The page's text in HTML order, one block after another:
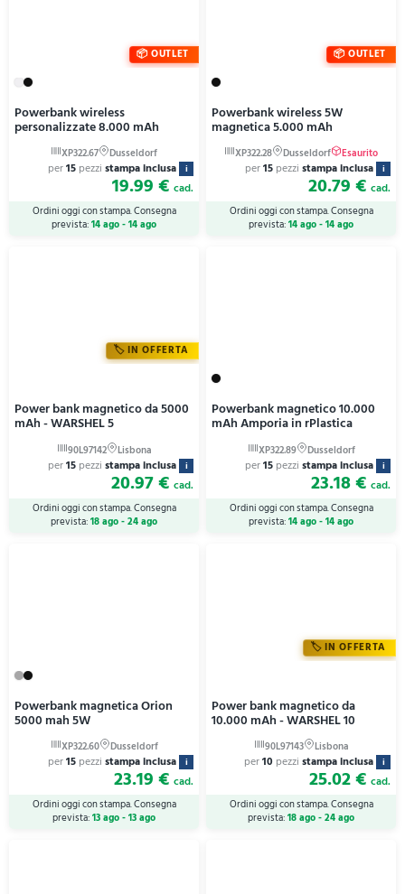
OUTLET
Powerbank wireless
personalizzate 8.000 mAh
per15 pezzi stampa inclusa i
19.99 € cad.
Ordini oggi con stampa. Consegna
prevista:14 ago - 14 ago
OUTLET
Powerbank wireless 5W
magnetica 5.000 mAh
per15 pezzi stampa inclusa i
20.79 € cad.
Ordini oggi con stampa. Consegna
prevista:14 ago - 14 ago
IN OFFERTA
Power bank magnetico da 5000
mAh - WARSHEL 5
per15 pezzi stampa inclusa i
20.97 € cad.
Ordini oggi con stampa. Consegna
prevista:18 ago - 24 ago
Powerbank magnetico 10.000
mAh Amporia in rPlastica
per15 pezzi stampa inclusa i
23.18 € cad.
Ordini oggi con stampa. Consegna
prevista:14 ago - 14 ago
Powerbank magnetica Orion
5000 mah 5W
per15 pezzi stampa inclusa i
23.19 € cad.
Ordini oggi con stampa. Consegna
prevista:13 ago - 13 ago
IN OFFERTA
Power bank magnetico da
10.000 mAh - WARSHEL 10
per10 pezzi stampa inclusa i
25.02 € cad.
Ordini oggi con stampa. Consegna
prevista:18 ago - 24 ago